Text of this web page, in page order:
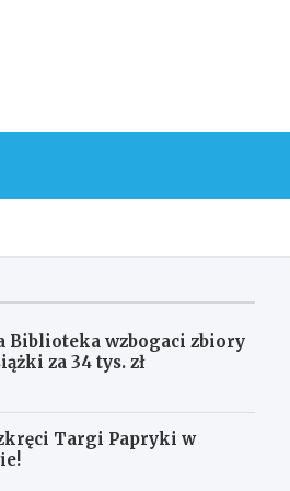
Biblioteka wzbogaci zbiory
za 34 tys. zł
Targi Papryki w